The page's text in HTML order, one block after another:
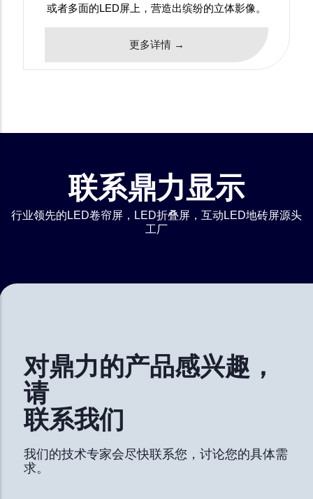
或者多面的LED屏上，营造出缤纷的立体影像。
更多详情 →
联系鼎力显示
行业领先的LED卷帘屏，LED折叠屏，互动LED地砖屏源头
工厂
对鼎力的产品感兴趣，
请
联系我们
我们的技术专家会尽快联系您，讨论您的具体需
求。